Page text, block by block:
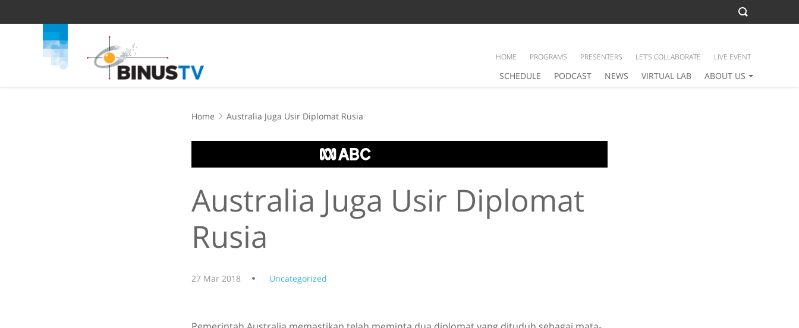
SCHEDULE PODCAST NEWS VIRTUAL LAB ABOUT US
HOME PROGRAMS PRESENTERS LET’S COLLABORATE LIVE EVENT
Home Australia Juga Usir Diplomat Rusia
Australia Juga Usir Diplomat
Rusia
27 Mar 2018 Uncategorized